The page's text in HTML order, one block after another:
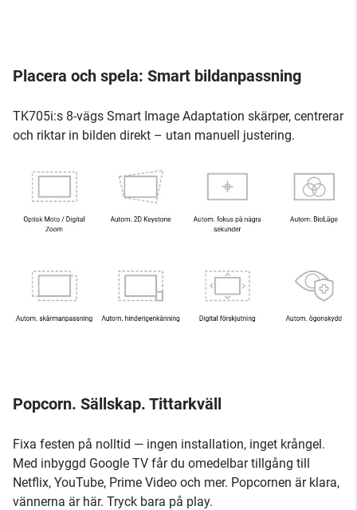
Placera och spela: Smart bildanpassning
TK705i:s 8-vägs Smart Image Adaptation skärper, centrerar
och riktar in bilden direkt – utan manuell justering.
Popcorn. Sällskap. Tittarkväll
Fixa festen på nolltid — ingen installation, inget krångel.
Med inbyggd Google TV får du omedelbar tillgång till
Netflix, YouTube, Prime Video och mer. Popcornen är klara,
vännerna är här. Tryck bara på play.